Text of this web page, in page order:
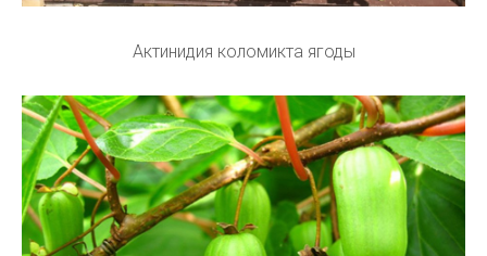
Актинидия коломикта ягоды